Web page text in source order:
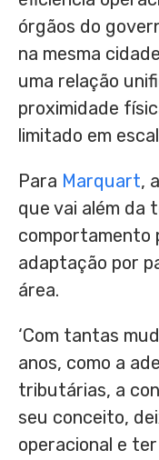
órgãos do
na mesma
uma relação
proximidade
limitado em
Para Marquart,
que vai além da
comportamento
adaptação por
área.
‘Com tantas
anos, como a
tributárias, a
seu conceito,
operacional e